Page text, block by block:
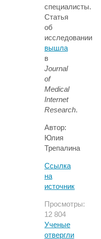
специалисты.
Статья
об
исследовании
вышла
в
Journal
of
Medical
Internet
Research.
Автор:
Юлия
Трепалина
Ссылка
на
источник
Просмотры:
12 804
Ученые
отвергли